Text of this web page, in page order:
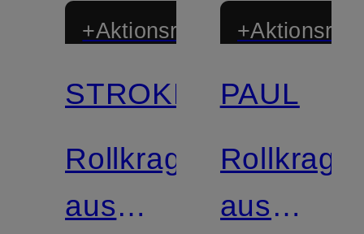
+Aktionsrabatt
Zertifiziert
STROKESMAN'S
Rollkragenpullover
aus
Zertifiziert
PAUL
aus